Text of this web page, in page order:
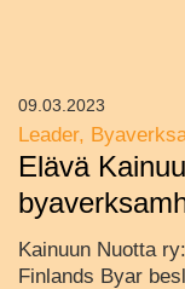
Leader
Elävä
Kainuun Nuotta
Finlands Byar
09.03.2023